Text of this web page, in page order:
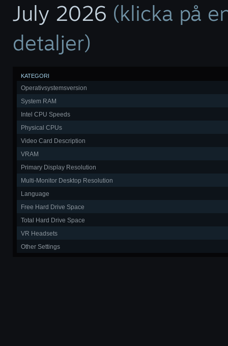
July 2026 (klicka på
detaljer)
KATEGORI
Operativsystemsversion
System RAM
Intel CPU Speeds
Physical CPUs
Video Card Description
VRAM
Primary Display Resolution
Multi-Monitor Desktop Resolution
Language
Free Hard Drive Space
Total Hard Drive Space
VR Headsets
Other Settings